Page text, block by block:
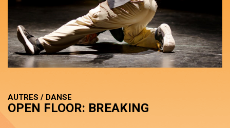
AUTRES / DANSE
OPEN FLOOR: BREAKING